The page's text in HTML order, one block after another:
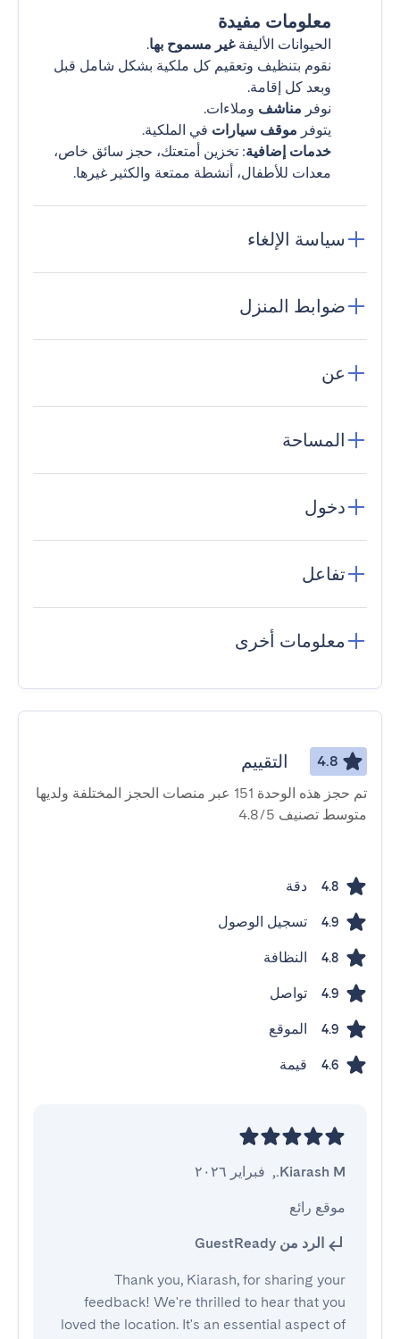
معلومات مفيدة
الحيوانات الأليفةغير مسموح بها.
نقوم بتنظيف وتعقيم كل ملكية بشكل شامل قبل
وبعد كل إقامة.
نوفر مناشف وملاءات.
يتوفر موقف سيارات في الملكية.
خدمات إضافية: تخزين أمتعتك، حجز سائق خاص،
معدات للأطفال، أنشطة ممتعة والكثير غيرها.
سياسة الإلغاء
ضوابط المنزل
عن
المساحة
دخول
تفاعل
معلومات أخرى
4.8 التقييم
تم حجز هذه الوحدة 151 عبر منصات الحجز المختلفة ولديها
متوسط ​​تصنيف 4.8/5
4.8 دقة
4.9 تسجيل الوصول
4.8 النظافة
4.9 تواصل
4.9 الموقع
4.6 قيمة
Kiarash M.
, فبراير ٢٠٢٦
موقع رائع
الرد من GuestReady
Thank you, Kiarash, for sharing your
feedback! We're thrilled to hear that you
loved the location. It's an essential aspect of